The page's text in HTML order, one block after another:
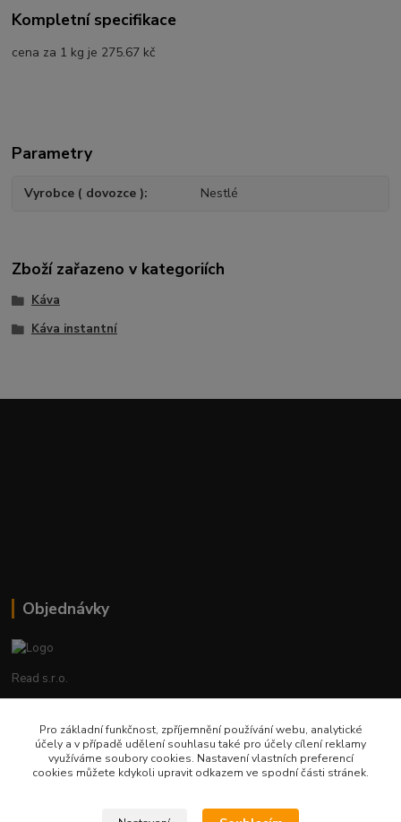
Kompletní specifikace
cena za 1 kg je 275.67 kč
Parametry
Vyrobce ( dovozce ) Nestlé
Zboží zařazeno v kategoriích
Káva
Káva instantní
Objednávky
Read s.r.o.
+420 602 388 763
Po - Pá 8 - 14h
Pro základní funkčnost, zpříjemnění používání webu, analytické
účely a v případě udělení souhlasu také pro účely cílení reklamy
využíváme soubory cookies. Nastavení vlastních preferencí
cookies můžete kdykoli upravit odkazem ve spodní části stránek.